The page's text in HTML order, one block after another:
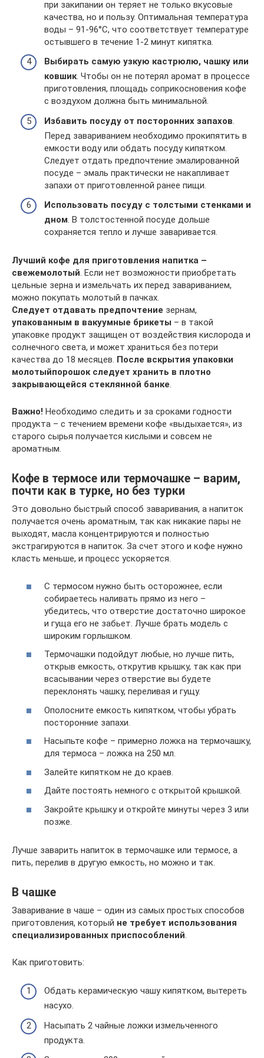
при закипании он теряет не только вкусовые
качества, но и пользу. Оптимальная температура
воды – 91-96°С, что соответствует температуре
остывшего в течение 1-2 минут кипятка.
Выбирать самую узкую кастрюлю, чашку или
ковшик. Чтобы он не потерял аромат в процессе
приготовления, площадь соприкосновения кофе
с воздухом должна быть минимальной.
Избавить посуду от посторонних запахов
Перед завариванием необходимо прокипятить в
емкости воду или обдать посуду кипятком.
Следует отдать предпочтение эмалированной
посуде – эмаль практически не накапливает
запахи от приготовленной ранее пищи.
Использовать посуду с толстыми стенками и
дном. В толстостенной посуде дольше
сохраняется тепло и лучше заваривается.
Лучший кофе для приготовления напитка –
свежемолотый. Если нет возможности приобретать
цельные зерна и измельчать их перед завариванием,
можно покупать молотый в пачках.
Следует отдавать предпочтение зернам,
упакованным в вакуумные брикеты – в такой
упаковке продукт защищен от воздействия кислорода и
солнечного света, и может храниться без потери
качества до 18 месяцев. После вскрытия упаковки
молотыйпорошок следует хранить в плотно
закрывающейся стеклянной банке.
Важно! Необходимо следить и за сроками годности
продукта – с течением времени кофе «выдыхается», из
старого сырья получается кислыми и совсем не
ароматным.
Кофе в термосе или термочашке – варим,
почти как в турке, но без турки
Это довольно быстрый способ заваривания, а напиток
получается очень ароматным, так как никакие пары не
выходят, масла концентрируются и полностью
экстрагируются в напиток. За счет этого и кофе нужно
класть меньше, и процесс ускоряется.
С термосом нужно быть осторожнее, если
собираетесь наливать прямо из него –
убедитесь, что отверстие достаточно широкое
и гуща его не забьет. Лучше брать модель с
широким горлышком.
Термочашки подойдут любые, но лучше пить,
открыв емкость, открутив крышку, так как при
всасывании через отверстие вы будете
переклонять чашку, переливая и гущу.
Ополосните емкость кипятком, чтобы убрать
посторонние запахи.
Насыпьте кофе – примерно ложка на термочашку,
для термоса – ложка на 250 мл.
Залейте кипятком не до краев.
Дайте постоять немного с открытой крышкой.
Закройте крышку и откройте минуты через 3 или
позже.
Лучше заварить напиток в термочашке или термосе, а
пить, перелив в другую емкость, но можно и так.
В чашке
Заваривание в чаше – один из самых простых способов
приготовления, который не требует использования
специализированных приспособлений
Как приготовить:
Обдать керамическую чашу кипятком, вытереть
насухо.
Насыпать 2 чайные ложки измельченного
продукта.